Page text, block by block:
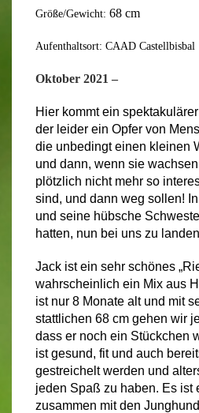
Größe/Gewicht: 68 cm
Aufenthaltsort: CAAD Castellbisbal
Oktober 2021 –
Hier kommt ein
der leider ein Opfer von
die unbedingt einen kleinen
und dann, wenn sie
plötzlich nicht mehr so
sind, und dann weg sollen!
und seine hübsche
hatten, nun bei uns zu
Jack ist ein sehr schönes
wahrscheinlich ein Mix aus
ist nur 8 Monate alt und mit
stattlichen 68 cm gehen wir
dass er noch ein Stückchen
ist gesund, fit und auch
gestreichelt werden und
jeden Spaß zu haben. Es ist
zusammen mit den